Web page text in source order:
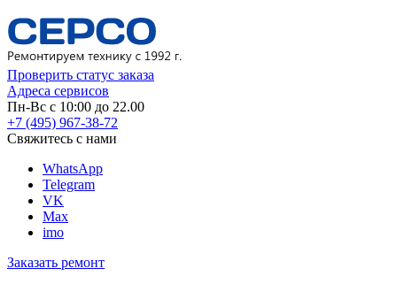
Проверить статус заказа
Адреса сервисов
Пн-Вс с 10:00 до 22.00
+7 (495) 967-38-72
Свяжитесь с нами
WhatsApp
Telegram
VK
Max
imo
Заказать ремонт